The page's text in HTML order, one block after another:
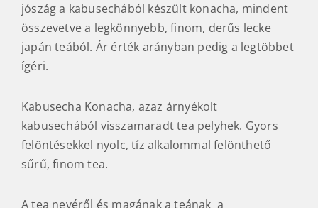
jószág a kabusechából készült konacha, mindent
összevetve a legkönnyebb, finom, derűs lecke
japán teából. Ár érték arányban pedig a legtöbbet
ígéri.
Kabusecha Konacha, azaz árnyékolt
kabusechából visszamaradt tea pelyhek. Gyors
felöntésekkel nyolc, tíz alkalommal felönthető
sűrű, finom tea.
A tea nevéről és magának a teának a